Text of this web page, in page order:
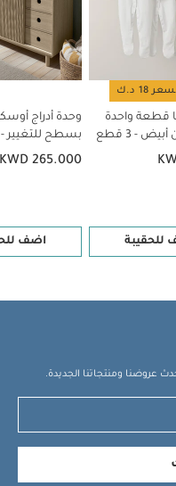
قطعة واحدة عضوية
بسطح للتغيير - ناتشرل/
خزانة أدراج مع طاولة تغيير
قطعة واحدة
- 3 قطع
للحقيبة
وحدة أدراج
بسطح للتغيير
اوك
KWD 265.000
اضف
عروضنا ومنتجاتنا الجديدة.